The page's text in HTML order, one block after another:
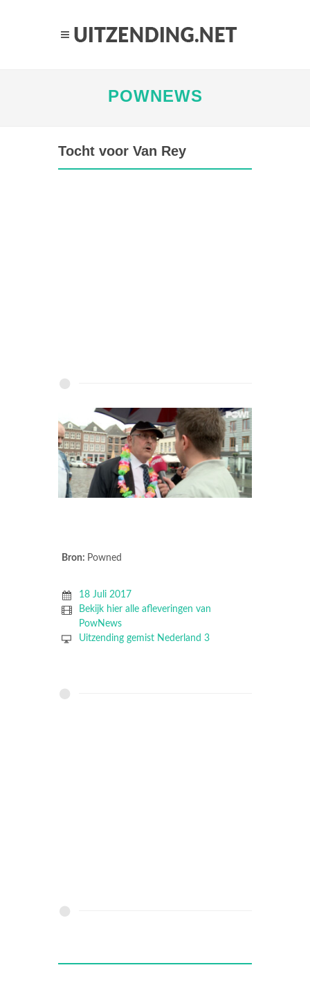
POWNEWS
Tocht voor Van Rey
Bron: Powned
18 Juli 2017
Bekijk hier alle afleveringen van
PowNews
Uitzending gemist Nederland 3